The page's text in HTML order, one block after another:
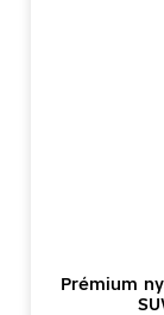
Prémium